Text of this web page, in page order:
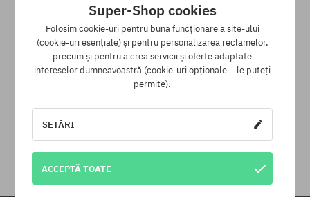
Pentru returnarea produsului ai la dispoziție 30 zile de la data
primirii.
Super-Shop cookies
Folosim cookie-uri pentru buna funcționare a site-ului
(cookie-uri esențiale) și pentru personalizarea reclamelor,
precum și pentru a crea servicii și oferte adaptate
intereselor dumneavoastră (cookie-uri opționale – le puteți
permite).
SETĂRI
ACCEPTĂ TOATE